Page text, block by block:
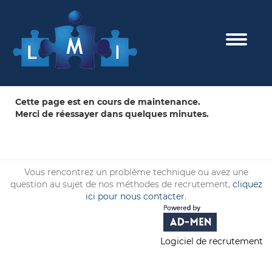
Toggle
Cette page est en cours de maintenance.
Merci de réessayer dans quelques minutes.
Vous rencontrez un problème technique ou avez une
question au sujet de nos méthodes de recrutement, cliquez
ici pour nous contacter.
Logiciel de recrutement